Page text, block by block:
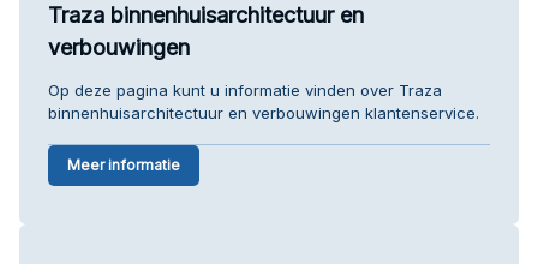
Traza binnenhuisarchitectuur en
verbouwingen
Op deze pagina kunt u informatie vinden over Traza
binnenhuisarchitectuur en verbouwingen klantenservice.
Meer informatie